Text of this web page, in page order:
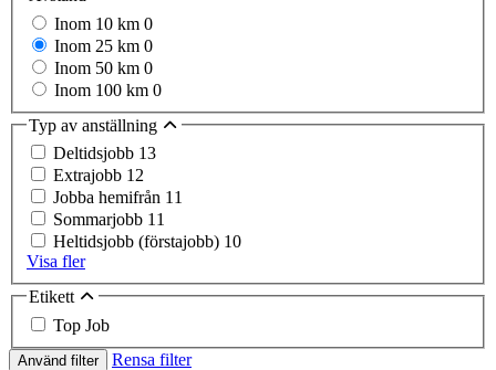
Inom 10 km 0
Inom 25 km 0
Inom 50 km 0
Inom 100 km 0
Typ av anställning
Deltidsjobb 13
Extrajobb 12
Jobba hemifrån 11
Sommarjobb 11
Heltidsjobb (förstajobb) 10
Visa fler
Etikett
Top Job
Använd filter
Rensa filter